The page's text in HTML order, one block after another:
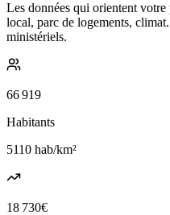
Les données qui orientent
local, parc de logements,
ministériels.
66 919
Habitants
5110 hab/km²
18 730€